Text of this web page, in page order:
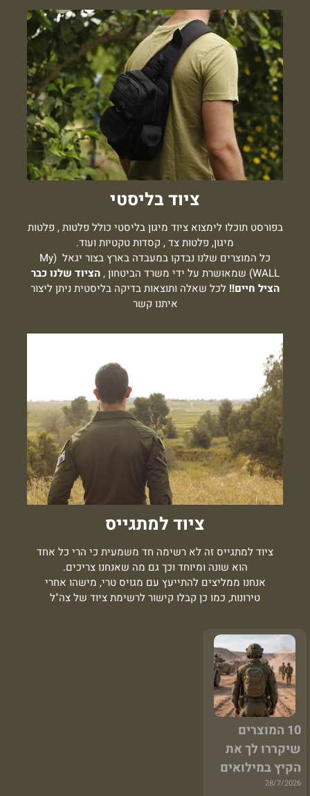
ציוד בליסטי
בפורסט תוכלו לימצוא ציוד מיגון בליסטי כולל פלטות , פלטות
מיגון, פלטות צד , קסדות טקטיות ועוד.
כל המוצרים שלנו נבדקו במעבדה בארץ בצור יגאל (My
WALL) שמאושרת על ידי מ
שרד הביטחון ,הציוד שלנו כבר
הציל חיים!! לכל שאלה ותוצאות בדיקה בליסטית ניתן ליצור
איתנו קשר
ציוד למתגייס
ציוד למתגייס זה לא רשימה חד משמעית כי הרי כל אחד
הוא שונה ומיוחד וכך גם מה שאנחנו צריכים.
אנחנו ממליצים להתייעץ עם מגויס טרי, מישהו אחרי
טירונות, כמו כן קבלו קישור לרשימת ציוד של צה"ל
10 המוצרים
שיקררו לך את
הקיץ במילואים
28/7/2026